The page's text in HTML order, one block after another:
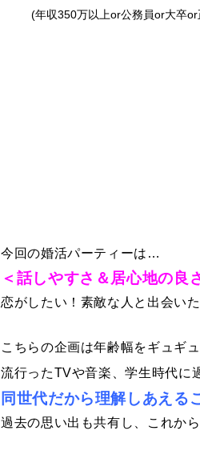
(年収350万以上or公務員or大卒
今回の婚活パーティーは…
＜話しやすさ＆居心地の良
恋がしたい！素敵な人と出会い
こちらの企画は年齢幅をギュギ
流行ったTVや音楽、学生時代に
同世代だから理解しあえる
過去の思い出も共有し、これか